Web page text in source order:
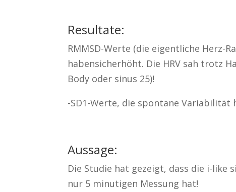
Resultate:
RMMSD-Werte (die eigentliche Herz-
habensicherhöht. Die HRV sah trotz
Body oder sinus 25)!
-SD1-Werte, die spontane
Aussage:
Die Studie hat gezeigt, dass die i-like
nur 5 minutigen Messung hat!